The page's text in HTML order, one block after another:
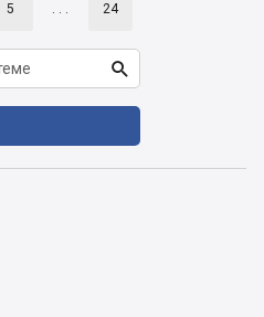
5 . . . 24
